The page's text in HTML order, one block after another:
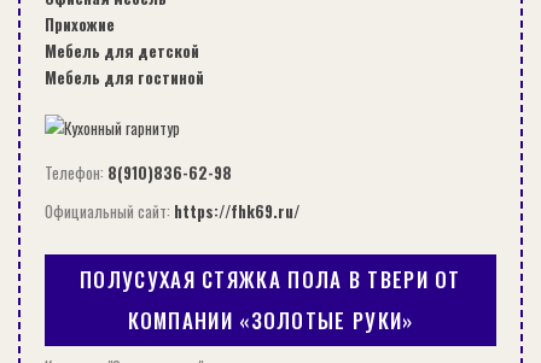
деревянная лестница на мансарду своими
руками, если вы приобрели необходимые
инструменты и запаслись знаниями и
навыками.
В большинстве домов подъем на чердак
отличается крутизной, потому что место для
устройства лестницы имеет небольшую
площадь. По этой причине крайне важно
продумать вопрос безопасности. Материал
лестницы, будь то дерево или металл, нужно
Прихожие
Мебель для детской
Мебель для гостиной
Телефон: 8(910)836-62-98
Официальный сайт: https://fhk69.ru/
ПОЛУСУХАЯ СТЯЖКА ПОЛА В ТВЕРИ ОТ
КОМПАНИИ «ЗОЛОТЫЕ РУКИ»